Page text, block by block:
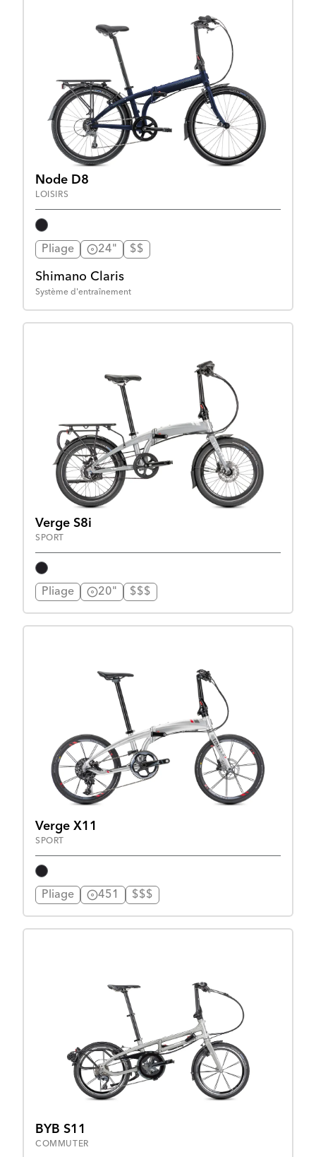
Node D8
LOISIRS
Pliage 24" $$
Shimano Claris
Système d'entraînement
Verge S8i
SPORT
Pliage 20" $$$
Verge X11
SPORT
Pliage 451 $$$
BYB S11
COMMUTER